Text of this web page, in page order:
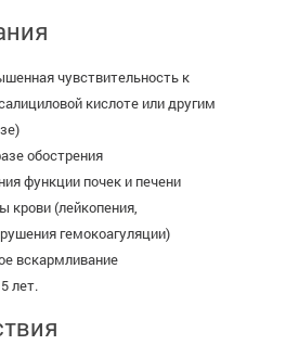
чувствительность к
кислоте или другим
обострения
функции почек и печени
крови (лейкопения,
гемокоагуляции)
вскармливание
лет.